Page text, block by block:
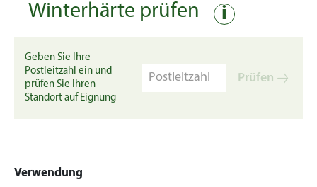
Winterhärte prüfen i
Geben Sie Ihre
Postleitzahl ein und
prüfen Sie Ihren
Standort auf Eignung
Prüfen
Verwendung